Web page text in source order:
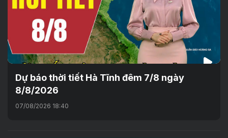
Dự báo thời tiết Hà Tĩnh đêm 7/8 ngày
8/8/2026
07/08/2026 18:40